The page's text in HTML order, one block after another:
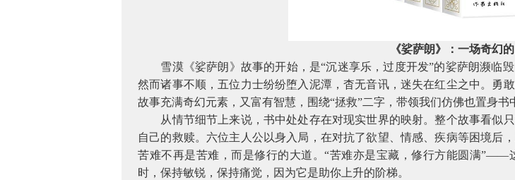
《娑萨朗》：一场奇幻
雪漠《娑萨朗》故事的开始，是“沉迷享乐，过度开发”的娑萨朗濒临
然而诸事不顺，五位力士纷纷堕入泥潭，杳无音讯，迷失在红尘之中。勇
故事充满奇幻元素，又富有智慧，围绕“拯救”二字，带领我们仿佛也置身书
从情节细节上来说，书中处处存在对现实世界的映射。整个故事看似
自己的救赎。六位主人公以身入局，在对抗了欲望、情感、疾病等困境后
苦难不再是苦难，而是修行的大道。“苦难亦是宝藏，修行方能圆满”——
时，保持敏锐，保持痛觉，因为它是助你上升的阶梯。